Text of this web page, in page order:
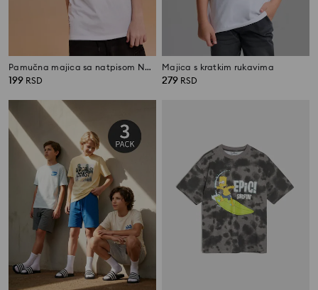
Pamučna majica sa natpisom NYC Crew
199 RSD
Majica s kratkim rukavima
279 RSD